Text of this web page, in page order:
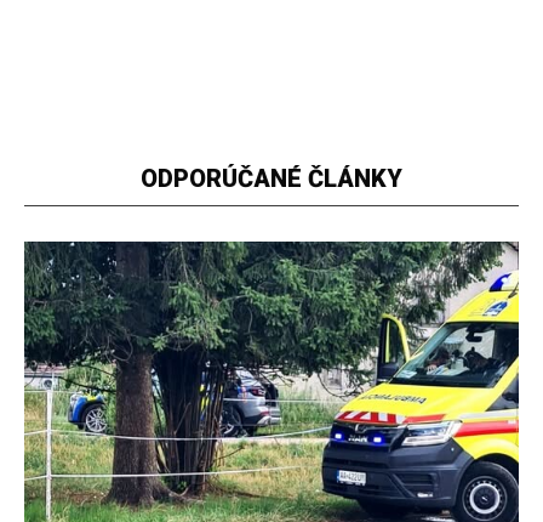
ODPORÚČANÉ ČLÁNKY